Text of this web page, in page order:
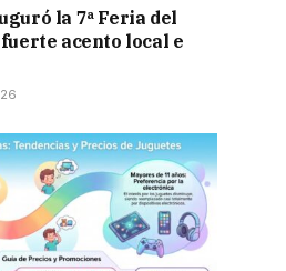
la 7ª Feria del
acento local e